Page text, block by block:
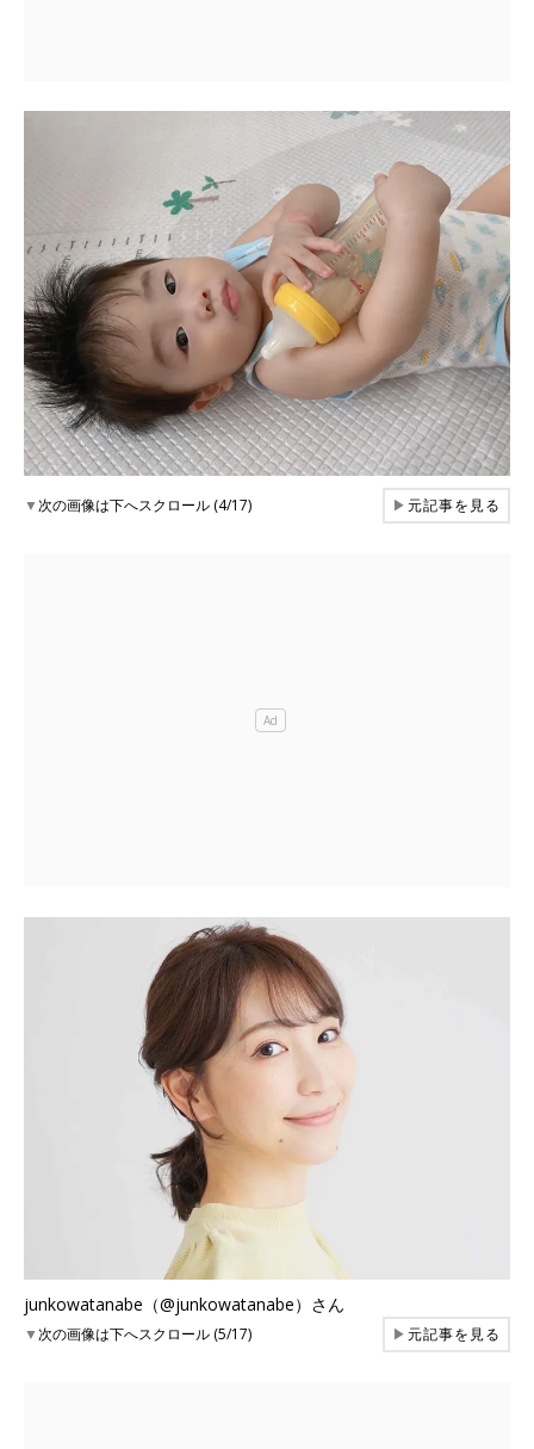
▼次の画像は下へスクロール (4/17) ▶元記事を見る
junkowatanabe（@junkowatanabe）さん
▼次の画像は下へスクロール (5/17) ▶元記事を見る